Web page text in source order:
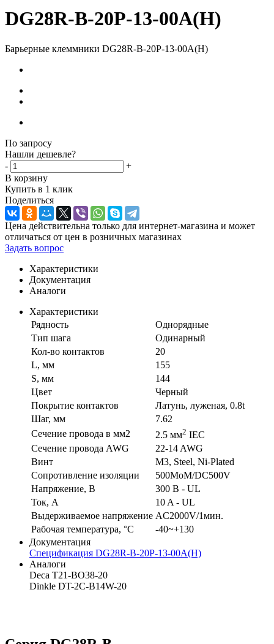
DG28R-B-20P-13-00A(H)
Барьерные клеммники DG28R-B-20P-13-00A(H)
По запросу
Нашли дешевле?
-
+
В корзину
Купить в 1 клик
Поделиться
Цена действительна только для интернет-магазина и может
отличаться от цен в розничных магазинах
Задать вопрос
Характеристики
Документация
Аналоги
Характеристики
Рядность
Однорядные
Тип шага
Одинарный
Кол-во контактов
20
L, мм
155
S, мм
144
Цвет
Черный
Покрытие контактов
Латунь, луженая, 0.8t
Шаг, мм
7.62
Сечение провода в мм2
2.5 мм2 IEC
Сечение провода AWG
22-14 AWG
Винт
M3, Steel, Ni-Plated
Сопротивление изоляции
500MoM/DC500V
Напряжение, В
300 В - UL
Ток, А
10 A - UL
Выдерживаемое напряжение AC2000V/1мин.
Рабочая температура, °C
-40~+130
Документация
Спецификация DG28R-B-20P-13-00A(H)
Аналоги
Deca T21-BO38-20
Dinkle DT-2C-B14W-20